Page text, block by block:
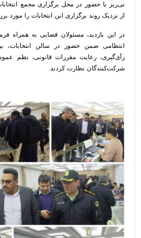
نی‌ریز با حضور در محل برگزاری مجمع
از نزدیک روند برگزاری این انتخابات را مورد
در این بازدید، مسئولان قضایی به همراه
انتظامی ضمن حضور در سالن انتخابات،
رأی‌گیری، رعایت مقررات قانونی، نظم
شرکت‌کنندگان نظارت کردند.